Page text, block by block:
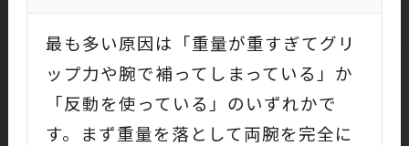
最も多い原因は「重量が重すぎてグリ
ップ力や腕で補ってしまっている」か
「反動を使っている」のいずれかで
す。まず重量を落として両腕を完全に